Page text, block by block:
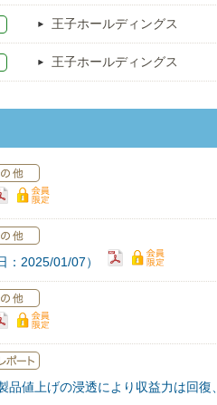
王子ホールディングス
王子ホールディングス
：2025/01/07）
品値上げの浸透により収益力は回